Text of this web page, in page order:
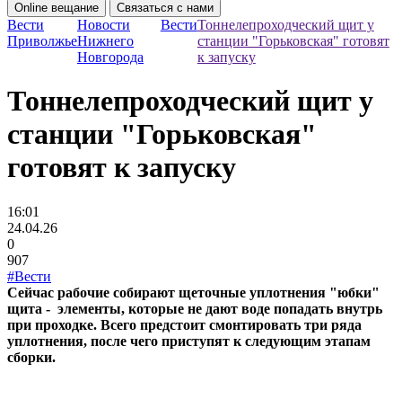
Online вещание Связаться с нами
Вести
Приволжье
Новости
Нижнего
Новгорода
ВестиТоннелепроходческий щит у
станции "Горьковская" готовят
к запуску
Тоннелепроходческий щит у
станции "Горьковская"
готовят к запуску
16:01
24.04.26
0
907
#Вести
Сейчас рабочие собирают щеточные уплотнения "юбки"
щита - элементы, которые не дают воде попадать внутрь
при проходке. Всего предстоит смонтировать три ряда
уплотнения, после чего приступят к следующим этапам
сборки.